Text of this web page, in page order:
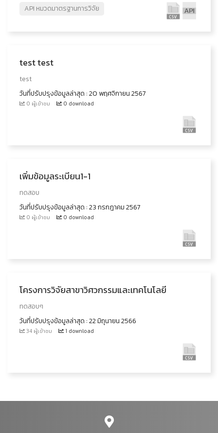
API หมวดมาตรฐานการวิจัย
test test
test
วันที่ปรับปรุงข้อมูลล่าสุด : 20 พฤศจิกายน 2567
0 ผู้เข้าชม 0 download
เพิ่มข้อมูลระเบียน1-1
ทดสอบ
วันที่ปรับปรุงข้อมูลล่าสุด : 23 กรกฎาคม 2567
0 ผู้เข้าชม 0 download
โครงการวิจัยสาขาวิศวกรรมและเทคโนโลยี
ทดสอบๆ
วันที่ปรับปรุงข้อมูลล่าสุด : 22 มิถุนายน 2566
34 ผู้เข้าชม 1 download